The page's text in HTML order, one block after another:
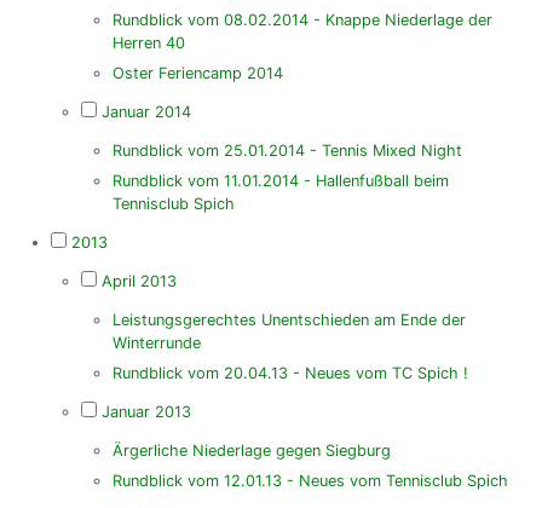
Rundblick vom 08.02.2014 - Knappe Niederlage der
Herren 40
Oster Feriencamp 2014
Januar 2014
Rundblick vom 25.01.2014 - Tennis Mixed Night
Rundblick vom 11.01.2014 - Hallenfußball beim
Tennisclub Spich
2013
April 2013
Leistungsgerechtes Unentschieden am Ende der
Winterrunde
Rundblick vom 20.04.13 - Neues vom TC Spich !
Januar 2013
Ärgerliche Niederlage gegen Siegburg
Rundblick vom 12.01.13 - Neues vom Tennisclub Spich